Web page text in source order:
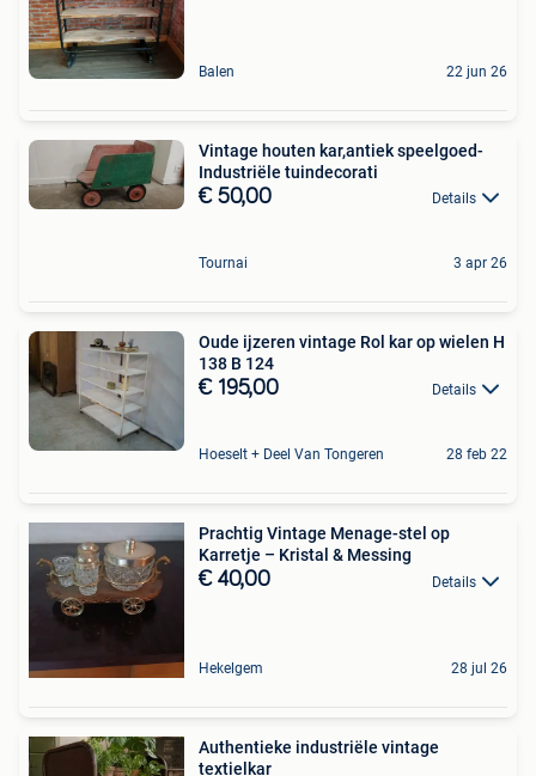
Balen 22 jun 26
Vintage houten kar,antiek speelgoed-
Industriële tuindecorati
€ 50,00 Details
Tournai 3 apr 26
Oude ijzeren vintage Rol kar op wielen H
138 B 124
€ 195,00 Details
Hoeselt + Deel Van Tongeren 28 feb 22
Prachtig Vintage Menage-stel op
Karretje – Kristal & Messing
€ 40,00 Details
Hekelgem 28 jul 26
Authentieke industriële vintage
textielkar